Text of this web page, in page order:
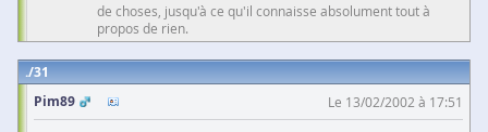
de choses, jusqu'à ce qu'il connaisse absolument tout à
propos de rien.
31
Pim89
Le 13/02/2002 à 17:51